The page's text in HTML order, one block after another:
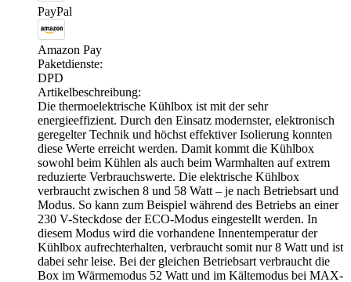
PayPal
Amazon Pay
Paketdienste:
DPD
Artikelbeschreibung:
Die thermoelektrische Kühlbox ist mit der sehr
energieeffizient. Durch den Einsatz modernster, elektronisch
geregelter Technik und höchst effektiver Isolierung konnten
diese Werte erreicht werden. Damit kommt die Kühlbox
sowohl beim Kühlen als auch beim Warmhalten auf extrem
reduzierte Verbrauchswerte. Die elektrische Kühlbox
verbraucht zwischen 8 und 58 Watt – je nach Betriebsart und
Modus. So kann zum Beispiel während des Betriebs an einer
230 V-Steckdose der ECO-Modus eingestellt werden. In
diesem Modus wird die vorhandene Innentemperatur der
Kühlbox aufrechterhalten, verbraucht somit nur 8 Watt und ist
dabei sehr leise. Bei der gleichen Betriebsart verbraucht die
Box im Wärmemodus 52 Watt und im Kältemodus bei MAX-